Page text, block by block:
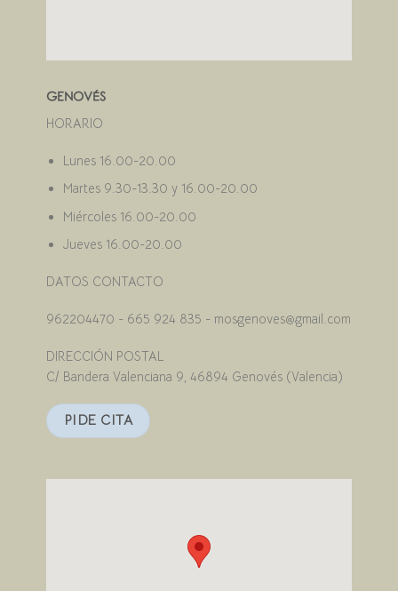
GENOVÉS
HORARIO
Lunes 16.00-20.00
Martes 9.30-13.30 y 16.00-20.00
Miércoles 16.00-20.00
Jueves 16.00-20.00
DATOS CONTACTO
962204470 - 665 924 835 - mosgenoves@gmail.com
DIRECCIÓN POSTAL
C/ Bandera Valenciana 9, 46894 Genovés (Valencia)
PIDE CITA